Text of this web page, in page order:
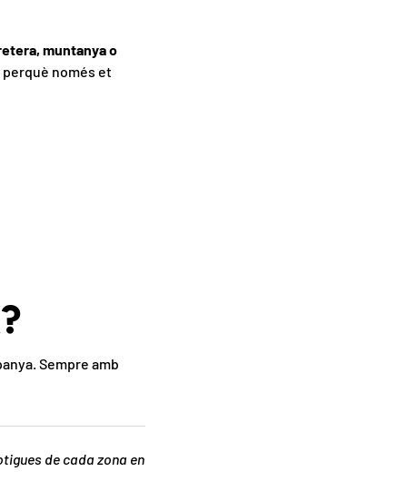
muntanya o
només et
Sempre amb
de cada zona en